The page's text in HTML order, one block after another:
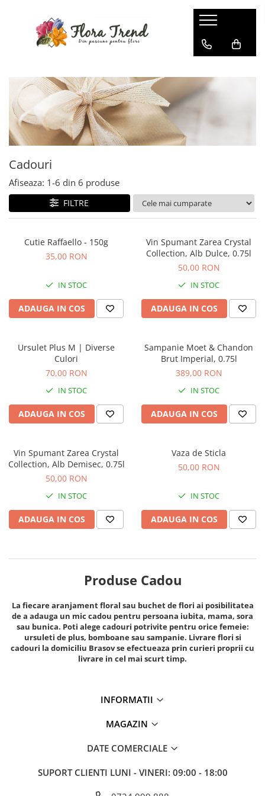
Cadouri
Afiseaza: 1-6 din 6 produse
FILTRE
Cutie Raffaello - 150g
35,00 RON
IN STOC
ADAUGA IN COS
Vin Spumant Zarea Crystal
Collection, Alb Dulce, 0.75l
50,00 RON
IN STOC
ADAUGA IN COS
Ursulet Plus M | Diverse
Culori
70,00 RON
IN STOC
ADAUGA IN COS
Sampanie Moet & Chandon
Brut Imperial, 0.75l
389,00 RON
IN STOC
ADAUGA IN COS
Vin Spumant Zarea Crystal
Collection, Alb Demisec, 0.75l
50,00 RON
IN STOC
ADAUGA IN COS
Vaza de Sticla
50,00 RON
IN STOC
ADAUGA IN COS
Produse Cadou
La fiecare aranjament floral sau buchet de flori ai posibilitatea
de a adauga un mic cadou pentru persoana iubita, mama, sora
sau bunica. Poti alege cadouri potrivite pentru orice femeie:
ursuleti de plus, bomboane sau sampanie. Livrare flori si
cadouri la domiciliu Brasov se efectueaza prin curieri proprii cu
livrare in cel mai scurt timp.
INFORMATII
MAGAZIN
DATE COMERCIALE
SUPORT CLIENTI LUNI - VINERI: 09:00 - 18:00